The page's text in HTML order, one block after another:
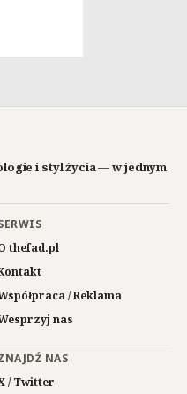
i styl życia — w jednym
thefad.pl
/ Reklama
nas
NAS
/ Twitter